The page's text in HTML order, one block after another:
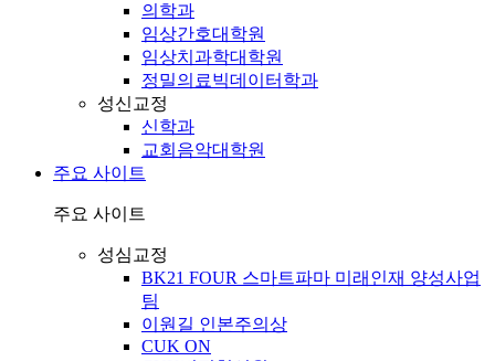
의학과
임상간호대학원
임상치과학대학원
정밀의료빅데이터학과
성신교정
신학과
교회음악대학원
주요 사이트
주요 사이트
성심교정
BK21 FOUR 스마트파마 미래인재 양성사업
팀
이원길 인본주의상
CUK ON